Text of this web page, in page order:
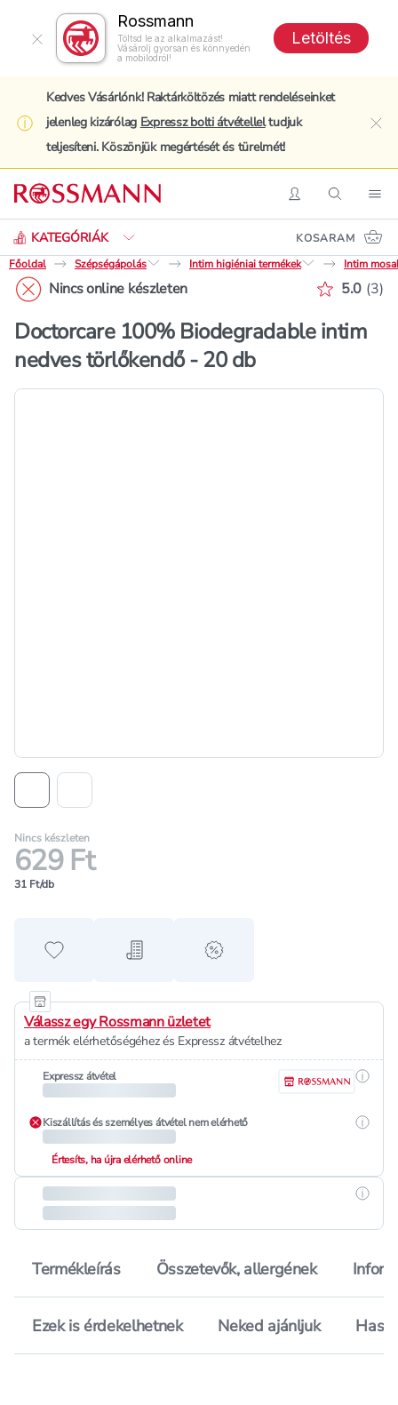
Rossmann
Töltsd le az alkalmazást!
Vásárolj gyorsan és könnyedén
a mobilodról!
Letöltés
Kedves Vásárlónk! Raktárköltözés miatt rendeléseinket
jelenleg kizárólag Expressz bolti átvételleltudjuk
teljesíteni. Köszönjük megértését és türelmét!
BelépésKeresés
KATEGÓRIÁK
Keresés
KOSARAM
Főoldal
Szépségápolás Intim higiéniai termékek Intim
Nincs online készleten 5.0 (3)
Doctorcare 100% Biodegradable intim
nedves törlőkendő - 20 db
Nincs készleten
629 Ft
31 Ft/db
Hozzáadás a kedvencekhez
Hozzáadás a bevásárló listához
alert when on sale
Válassz egy Rossmann üzletet
a termék elérhetőségéhez és Expressz átvételhez
Expressz átvétel
Kiszállítás és személyes átvétel nem elérhető
Értesíts, ha újra elérhető online
Termékleírás Összetevők, allergének
Ezek is érdekelhetnek Neked ajánljuk